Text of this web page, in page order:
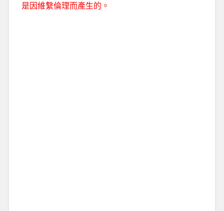
是因維繫倫理而產生的。